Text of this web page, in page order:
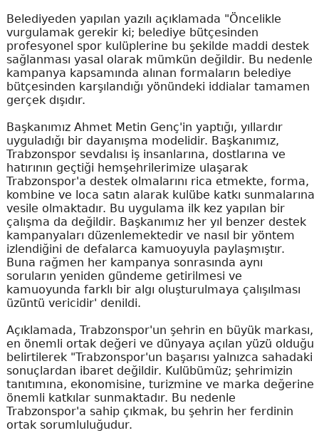
Belediyeden yapılan yazılı açıklamada "Öncelikle
vurgulamak gerekir ki; belediye bütçesinden
profesyonel spor kulüplerine bu şekilde maddi destek
sağlanması yasal olarak mümkün değildir. Bu nedenle
kampanya kapsamında alınan formaların belediye
bütçesinden karşılandığı yönündeki iddialar tamamen
gerçek dışıdır.
Başkanımız Ahmet Metin Genç'in yaptığı, yıllardır
uyguladığı bir dayanışma modelidir. Başkanımız,
Trabzonspor sevdalısı iş insanlarına, dostlarına ve
hatırının geçtiği hemşehrilerimize ulaşarak
Trabzonspor'a destek olmalarını rica etmekte, forma,
kombine ve loca satın alarak kulübe katkı sunmalarına
vesile olmaktadır. Bu uygulama ilk kez yapılan bir
çalışma da değildir. Başkanımız her yıl benzer destek
kampanyaları düzenlemektedir ve nasıl bir yöntem
izlendiğini de defalarca kamuoyuyla paylaşmıştır.
Buna rağmen her kampanya sonrasında aynı
soruların yeniden gündeme getirilmesi ve
kamuoyunda farklı bir algı oluşturulmaya çalışılması
üzüntü vericidir' denildi.
Açıklamada, Trabzonspor'un şehrin en büyük markası,
en önemli ortak değeri ve dünyaya açılan yüzü olduğu
belirtilerek "Trabzonspor'un başarısı yalnızca sahadaki
sonuçlardan ibaret değildir. Kulübümüz; şehrimizin
tanıtımına, ekonomisine, turizmine ve marka değerine
önemli katkılar sunmaktadır. Bu nedenle
Trabzonspor'a sahip çıkmak, bu şehrin her ferdinin
ortak sorumluluğudur.